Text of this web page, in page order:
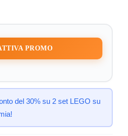
PROMO
del 30% su 2 set LEGO su